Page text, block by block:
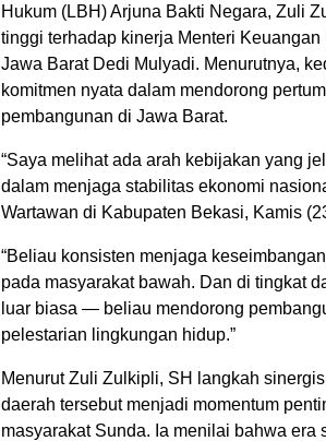
Hukum (LBH) Arjuna Bakti Negara, Zuli
tinggi terhadap kinerja Menteri
Jawa Barat Dedi Mulyadi. Menurutnya,
komitmen nyata dalam mendorong
pembangunan di Jawa Barat.
“Saya melihat ada arah kebijakan yang
dalam menjaga stabilitas ekonomi
Wartawan di Kabupaten Bekasi, Kamis
“Beliau konsisten menjaga
pada masyarakat bawah. Dan di tingkat
luar biasa — beliau mendorong
pelestarian lingkungan hidup.”
Menurut Zuli Zulkipli, SH langkah
daerah tersebut menjadi momentum
masyarakat Sunda. Ia menilai bahwa era